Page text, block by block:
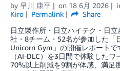
by 早川 康平 on 18 6月 2026
Kiro
Permalink
Share
日立製作所・日立ハイテク・日
社・8チーム・52名が参加した「
Unicorn Gym」の開催レポート
（AI-DLC）を3日間で体験した
70%以上削減を9割が体感、満足